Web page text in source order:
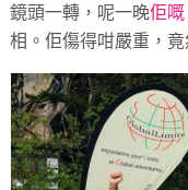
鏡頭一轉，呢一晚佢
相。佢傷得咁嚴重，